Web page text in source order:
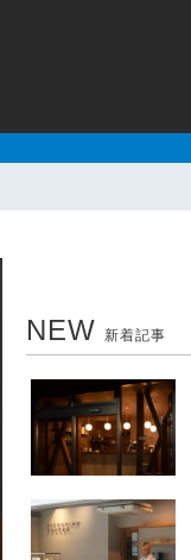
NEW 新着記事